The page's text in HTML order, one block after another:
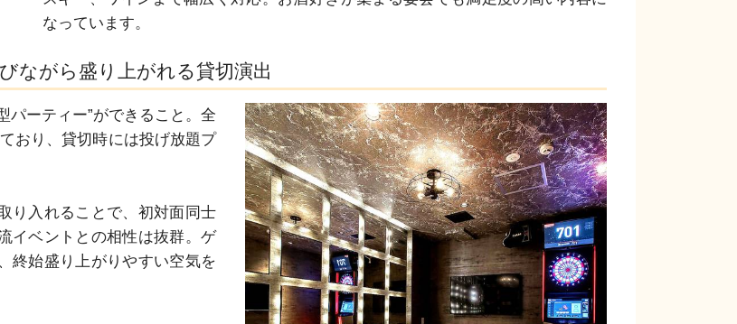
なっています。
ながら盛り上がれる貸切演出
パーティー”ができること。全
おり、貸切時には投げ放題プ
り入れることで、初対面同士
イベントとの相性は抜群。ゲ
終始盛り上がりやすい空気を